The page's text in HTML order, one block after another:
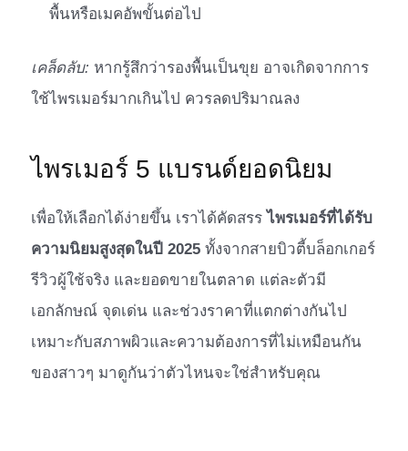
พื้นหรือเมคอัพขั้นต่อไป
เคล็ดลับ: หากรู้สึกว่ารองพื้นเป็นขุย อาจเกิดจากการ
ใช้ไพรเมอร์มากเกินไป ควรลดปริมาณลง
ไพรเมอร์ 5 แบรนด์ยอดนิยม
เพื่อให้เลือกได้ง่ายขึ้น เราได้คัดสรรไพรเมอร์ที่ได้รับ
ความนิยมสูงสุดในปี 2025 ทั้งจากสายบิวตี้บล็อกเกอร์
รีวิวผู้ใช้จริง และยอดขายในตลาด แต่ละตัวมี
เอกลักษณ์ จุดเด่น และช่วงราคาที่แตกต่างกันไป
เหมาะกับสภาพผิวและความต้องการที่ไม่เหมือนกัน
ของสาวๆ มาดูกันว่าตัวไหนจะใช่สำหรับคุณ